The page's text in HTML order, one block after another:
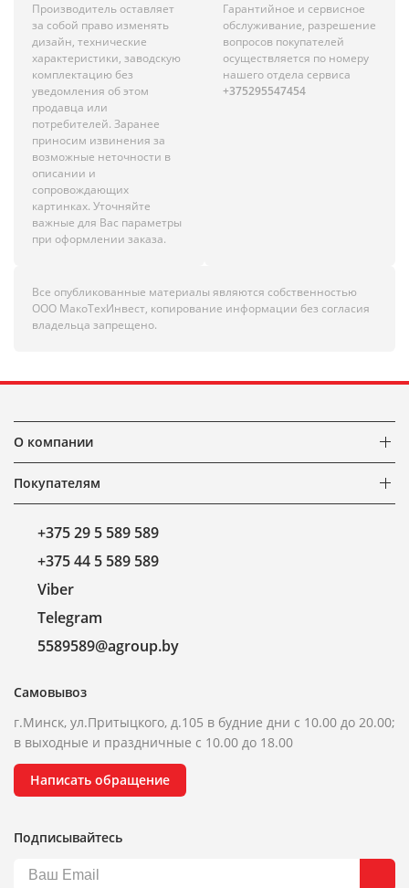
Производитель оставляет
за собой право изменять
дизайн, технические
характеристики, заводскую
комплектацию без
уведомления об этом
продавца или
потребителей. Заранее
приносим извинения за
возможные неточности в
описании и
сопровождающих
картинках. Уточняйте
важные для Вас параметры
при оформлении заказа.
Гарантийное и сервисное
обслуживание, разрешение
вопросов покупателей
осуществляется по номеру
нашего отдела сервиса
+375295547454
Все опубликованные материалы являются собственностью
ООО МакоТехИнвест, копирование информации без согласия
владельца запрещено.
О компании
Покупателям
+375 29 5 589 589
+375 44 5 589 589
Viber
Telegram
5589589@agroup.by
Самовывоз
г.Минск, ул.Притыцкого, д.105 в будние дни с 10.00 до 20.00;
в выходные и праздничные с 10.00 до 18.00
Написать обращение
Подписывайтесь